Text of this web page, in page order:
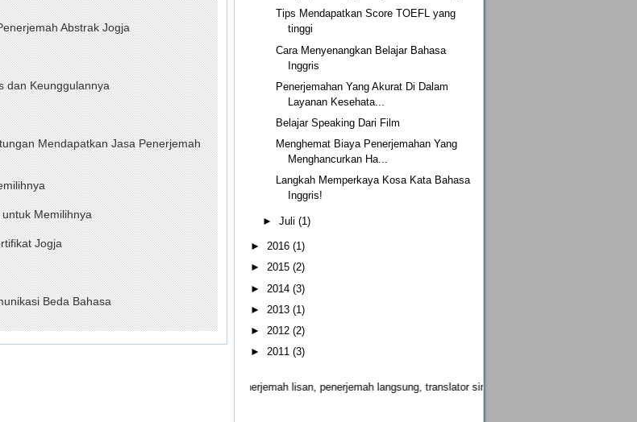
Abstrak Jogja
dan Keunggulannya
Mendapatkan Jasa Penerjemah
Memilihnya
Jogja
Beda Bahasa
Tips Mendapatkan Score TOEFL yang
tinggi
Cara Menyenangkan Belajar Bahasa
Inggris
Penerjemahan Yang Akurat Di Dalam
Layanan Kesehata...
Belajar Speaking Dari Film
Menghemat Biaya Penerjemahan Yang
Menghancurkan Ha...
Langkah Memperkaya Kosa Kata Bahasa
Inggris!
►Juli(1)
► 2016 (1)
► 2015 (2)
► 2014 (3)
► 2013 (1)
► 2012 (2)
► 2011 (3)
penerjemah tersumpah jogja, penerjemah lisan, penerjemah langsung, translator simultan, konsekutif, jasa guide,